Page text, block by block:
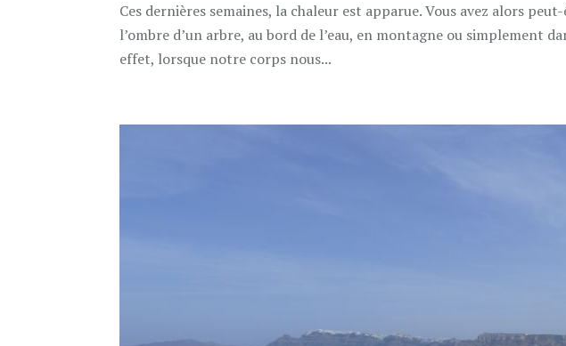
Ces dernières semaines, la chaleur est apparue. Vous avez alors
l’ombre d’un arbre, au bord de l’eau, en montagne ou simplement
effet, lorsque notre corps nous...